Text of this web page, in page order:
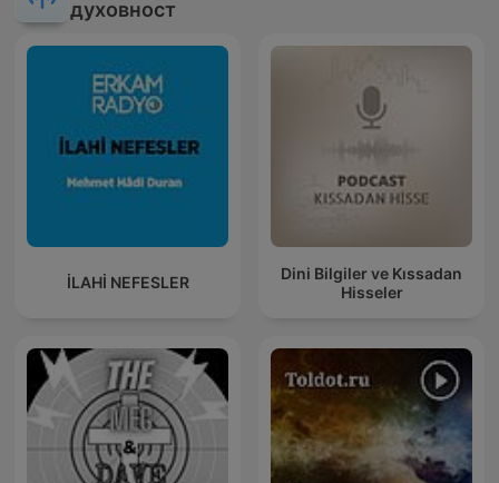
духовност
İLAHİ NEFESLER
Dini Bilgiler ve Kıssadan
Hisseler